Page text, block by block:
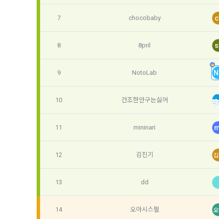
쓰이는 “사
제 3 조 (효
1. "회사"는
원"이 알 수
2. "회사"는
법률, 전자
약관과 충
약관을 개
게시판에
5. '회사' 약
와 개정사
본인인증,
맞춤 서비
3. 수집하는
가. 수집하
7 chocobaby
8 8pril
9 NotoLab
10 건조한안구는싫어
11 mininari
12 김진기
13 dd
14 오아시스펄